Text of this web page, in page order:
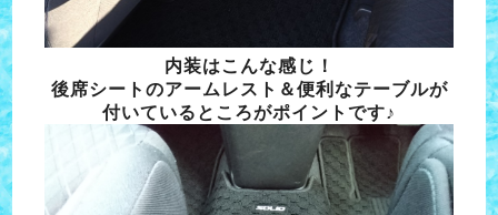
内装はこんな感じ！
後席シートのアームレスト＆便利なテーブルが
付いているところがポイントです♪